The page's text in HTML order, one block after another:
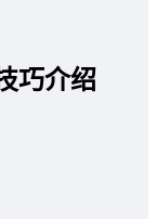
巧介绍